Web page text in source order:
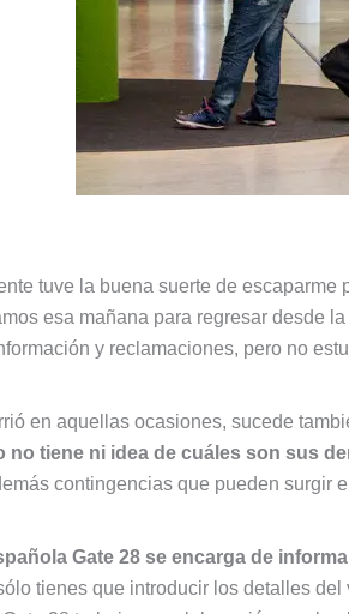
tuve la buena suerte de
esa mañana para regresar desde
y reclamaciones, pero no
en aquellas ocasiones, sucede
no tiene ni idea de cuáles son sus
contingencias que pueden surgir
Gate 28 se encarga de
tienes que introducir los detalles